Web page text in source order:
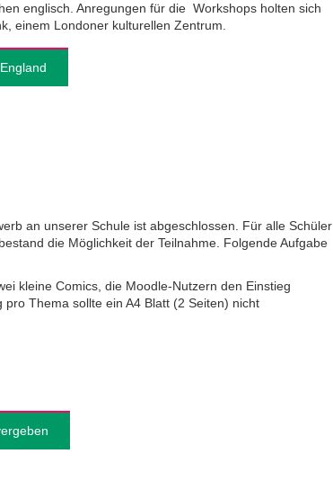
englisch. Anregungen für die Workshops holten sich
einem Londoner kulturellen Zentrum.
an unserer Schule ist abgeschlossen. Für alle Schüler
die Möglichkeit der Teilnahme. Folgende Aufgabe
kleine Comics, die Moodle-Nutzern den Einstieg
pro Thema sollte ein A4 Blatt (2 Seiten) nicht